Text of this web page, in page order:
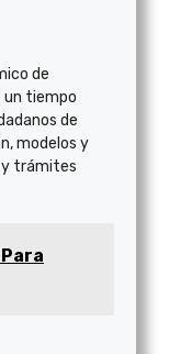
de
un tiempo
de
modelos y
trámites